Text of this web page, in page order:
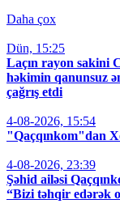
Daha çox
Dün, 15:25
Laçın rayon sakini
həkimin qanunsuz
çağrış etdi
4-08-2026, 15:54
"Qaçqınkom"dan
4-08-2026, 23:39
Şəhid ailəsi
“Bizi təhqir edərək